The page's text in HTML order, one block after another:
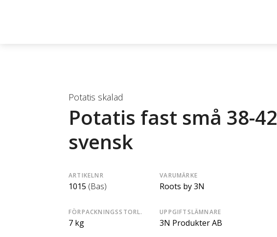
Potatis skalad
Potatis fast små 38-42
svensk
ARTIKELNR
1015 (Bas)
VARUMÄRKE
Roots by 3N
FÖRPACKNINGSSTORL.
7 kg
UPPGIFTSLÄMNARE
3N Produkter AB